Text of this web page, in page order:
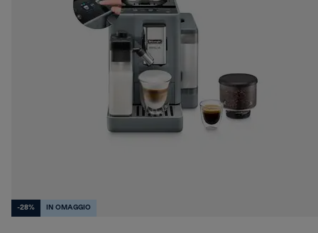
-28% IN OMAGGIO